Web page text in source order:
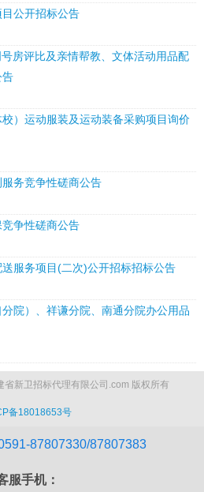
公开招标公告
房评比及亲情帮教、文体活动用品配
告
）运动服装及运动装备采购项目询价
务竞争性磋商公告
争性磋商公告
服务项目(二次)公开招标招标公告
院）、祥谦分院、南通分院办公用品
新卫招标代理有限公司.com 版权所有
备18018653号
87807330/87807383
服手机：